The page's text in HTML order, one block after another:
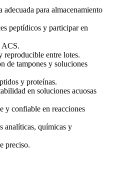
para almacenamiento
peptídicos y participar en
ACS.
reproducible entre lotes.
de tampones y soluciones
y proteínas.
en soluciones acuosas
y confiable en reacciones
analíticas, químicas y
preciso.